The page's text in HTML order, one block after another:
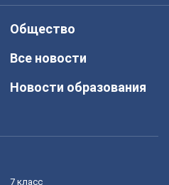
Общество
Все новости
Новости образования
7 класс